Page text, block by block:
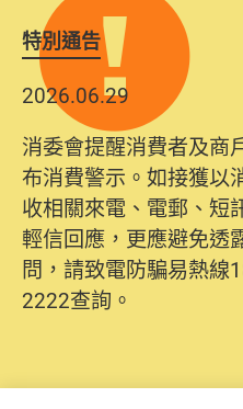
特別通告
2026.06.29
消委會提醒消費者及商
布消費警示。如接獲以
收相關來電、電郵、短
輕信回應，更應避免透
問，請致電防騙易熱線
2222查詢。